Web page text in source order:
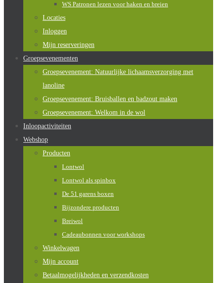
WS Patronen lezen voor haken en breien
Locaties
Inloggen
Mijn reserveringen
Groepsevenementen
Groepsevenement: Natuurlijke lichaamsverzorging met
lanoline
Groepsevenement: Bruisballen en badzout maken
Groepsevenement: Welkom in de wol
Inloopactiviteiten
Webshop
Producten
Lontwol
Lontwol als spinbox
De 51 garens boxen
Bijzondere producten
Breiwol
Cadeaubonnen voor workshops
Winkelwagen
Mijn account
Betaalmogelijkheden en verzendkosten